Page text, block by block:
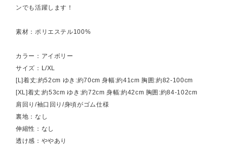
ンでも活躍します！
素材：ポリエステル100%
カラー：アイボリー
サイズ：L/XL
[L]着丈:約52cm ゆき:約70cm 身幅:約41cm 胸囲:約82-100cm
[XL]着丈:約53cm ゆき:約72cm 身幅:約42cm 胸囲:約84-102cm
肩回り/袖口回り/身頃がゴム仕様
裏地：なし
伸縮性：なし
透け感：ややあり